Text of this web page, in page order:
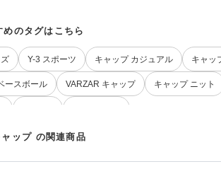
めのタグはこちら
Y-3 スポーツ キャップ カジュアル キャッ
ースボール VARZAR キャップ キャップ ニット
ップ の関連商品